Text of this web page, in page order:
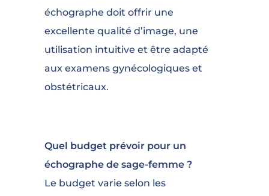
échographe doit offrir une
excellente qualité d’image, une
utilisation intuitive et être adapté
aux examens gynécologiques et
obstétricaux.
Quel budget prévoir pour un
échographe de sage-femme ?
Le budget varie selon les